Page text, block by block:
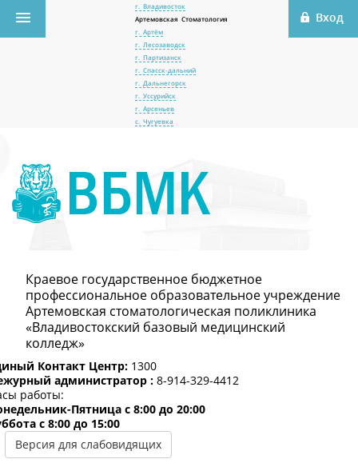
г. Владивосток
Артемовская Стоматология
г. Артём
г. Лесозаводск
г. Партизанск
г. Спасск-дальний
г. Дальнегорск
г. Уссурийск
г. Арсеньев
с. Чугуевка
Краевое государственное бюджетное
профессиональное образовательное учреждение
Артемовская стоматологическая поликлиника
«Владивостокский базовый медицинский
колледж»
Контакт Центр: 1300
администратор : 8-914-329-4412
работы:
Пятница c 8:00 до 20:00
с 8:00 до 15:00
Версия для слабовидящих